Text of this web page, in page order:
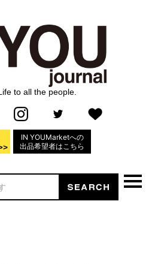
to all the people.
IN YOUMarketへの
出品希望者はこちら